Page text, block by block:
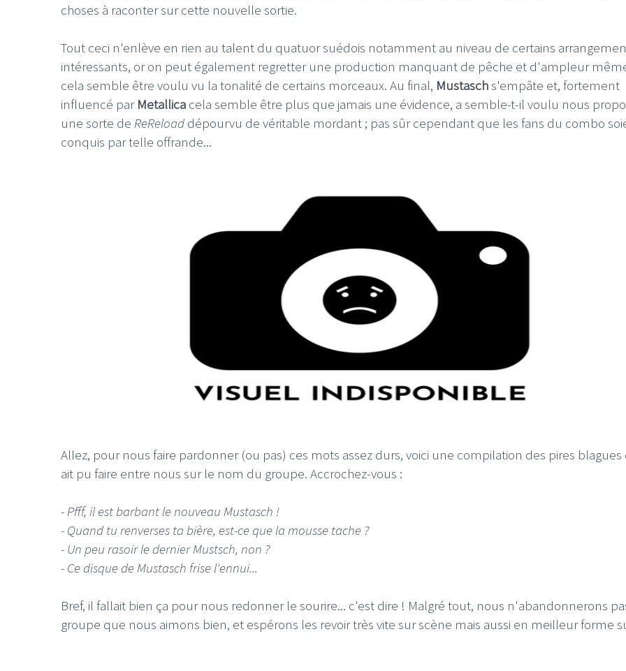
choses à raconter sur cette nouvelle sortie.
Tout ceci n'enlève en rien au talent du quatuor suédois notamment au niveau de certains
intéressants, or on peut également regretter une production manquant de pêche et d'ampleur
cela semble être voulu vu la tonalité de certains morceaux. Au final, Mustaschs'empâte et, fortement
influencé par Metallica cela semble être plus que jamais une évidence, a semble-t-il voulu nous
une sorte de ReReload dépourvu de véritable mordant ; pas sûr cependant que les fans du combo
conquis par telle offrande...
Allez, pour nous faire pardonner (ou pas) ces mots assez durs, voici une compilation des pires
ait pu faire entre nous sur le nom du groupe. Accrochez-vous :
- Pfff, il est barbant le nouveau Mustasch !
- Quand tu renverses ta bière, est-ce que la mousse tache ?
- Un peu rasoir le dernier Mustsch, non ?
- Ce disque de Mustasch frise l'ennui...
Bref, il fallait bien ça pour nous redonner le sourire... c'est dire ! Malgré tout, nous n'abandonnerons
groupe que nous aimons bien, et espérons les revoir très vite sur scène mais aussi en meilleur forme